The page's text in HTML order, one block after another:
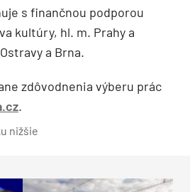
s finančnou podporou
kultúry, hl. m. Prahy a
a Brna.
zdôvodnenia výberu prác
.